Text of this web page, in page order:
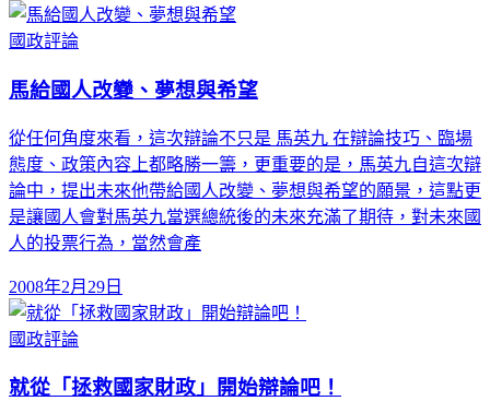
國政評論
馬給國人改變、夢想與希望
從任何角度來看，這次辯論不只是 馬英九 在辯論技巧、臨場
態度、政策內容上都略勝一籌，更重要的是，馬英九自這次辯
論中，提出未來他帶給國人改變、夢想與希望的願景，這點更
是讓國人會對馬英九當選總統後的未來充滿了期待，對未來國
人的投票行為，當然會產
2008年2月29日
國政評論
就從「拯救國家財政」開始辯論吧！